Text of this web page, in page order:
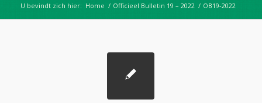
U bevindt zich hier: Home / Officieel Bulletin 19 – 2022 / OB19-2022